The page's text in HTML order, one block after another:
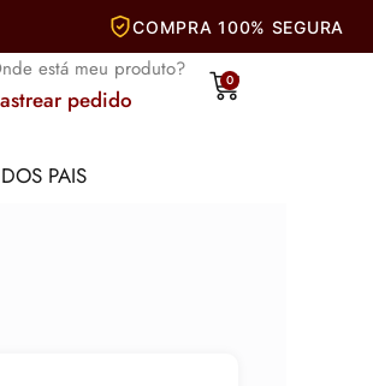
está meu produto?
pedido
0
Carrinho
PAIS